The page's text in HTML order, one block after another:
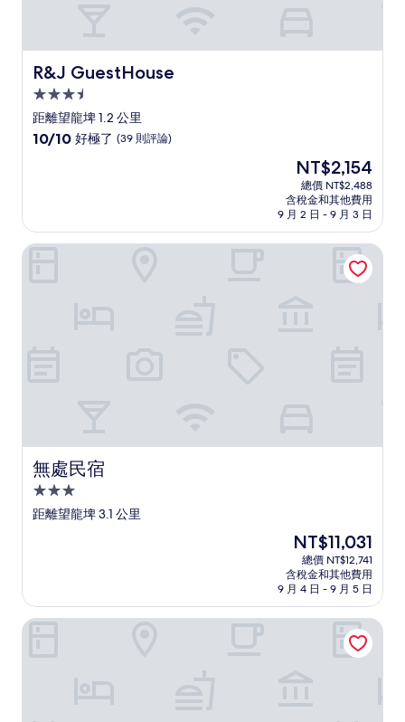
R&J GuestHouse
R&J GuestHouse
3.5
星
級
距離望龍埤 1.2 公里
10.0
好
極
10/10 好極了 (39 則評論)
現
在
價
格
為
NT$2,154
NT$2,154
總價 NT$2,488
含稅金和其他費用
9 月 2 日 - 9 月 3 日
無處民宿
無處民宿
3.0
星
距離望龍埤 3.1 公里
現
在
價
格
為
NT$11,031
NT$11,031
總價 NT$12,741
含稅金和其他費用
9 月 4 日 - 9 月 5 日
無處民宿
綠院食蔭